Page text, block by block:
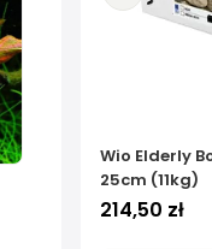
Wio Elderly
25cm (11kg)
214,50 zł